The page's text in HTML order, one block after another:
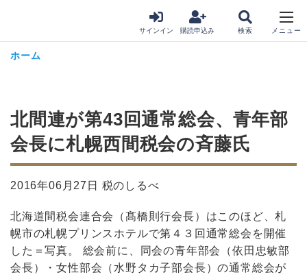
サインイン 購読申込み
ホーム
北間連が第43回通常総会、青年部
会長に札幌西間税会の斉藤氏
2016年06月27日 税のしるべ
北海道間税会連合会（髙橋則行会長）はこのほど、札
幌市の札幌プリンスホテルで第４３回通常総会を開催
した＝写真。 総会前に、同会の青年部会（依田忠敏部
会長）・女性部会（水野タカ子部会長）の通常総会が